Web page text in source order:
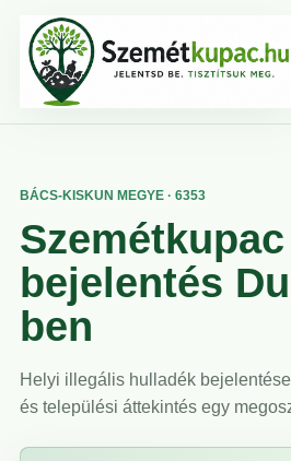
BÁCS-KISKUN MEGYE · 6353
Szemétkupac
bejelentés
ben
Helyi illegális hulladék
és települési áttekintés egy